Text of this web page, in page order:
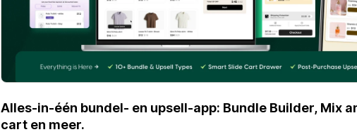
Alles-in-één bundel- en upsell-app: Bundle Builder, Mix
cart en meer.